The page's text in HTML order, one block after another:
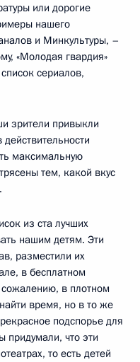
или дорогие
нашего
и Минкультуры, –
«Молодая гвардия»
сериалов,
зрители привыкли
максимальную
тем, какой вкус
из ста лучших
нашим детям. Эти
разместили их
в бесплатном
в плотном
время, но в то же
подспорье для
придумали, что эти
то есть детей